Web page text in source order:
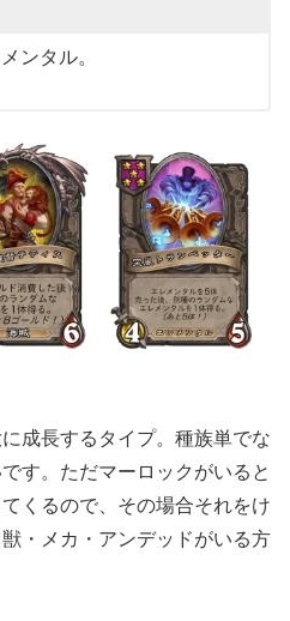
ンタル。
成長するタイプ。種族単でな
す。ただマーロックがいると
くるので、その場合それをけ
・メカ・アンデッドがいる方